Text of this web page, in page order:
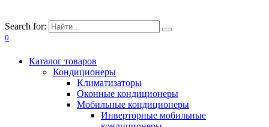
Search for:
0
Каталог товаров
Кондиционеры
Климатизаторы
Оконные кондиционеры
Мобильные кондиционеры
Инверторные мобильные